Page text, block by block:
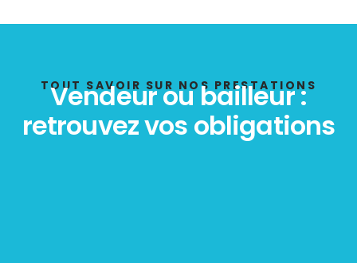
TOUT SAVOIR SUR NOS PRESTATIONS
Vendeur ou bailleur :
retrouvez vos obligations